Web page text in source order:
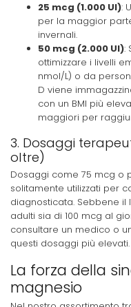
25 mcg (1.000 UI):
per la maggior
invernali.
50 mcg (2.000 UI):
ottimizzare i livelli
nmol/L) o da
D viene
con un BMI più
maggiori per
3. Dosaggi
oltre)
Dosaggi come 75 mcg o
solitamente utilizzati per
diagnosticata. Sebbene il
adulti sia di 100 mcg al
consultare un medico o
questi dosaggi più elevati.
La forza della
magnesio